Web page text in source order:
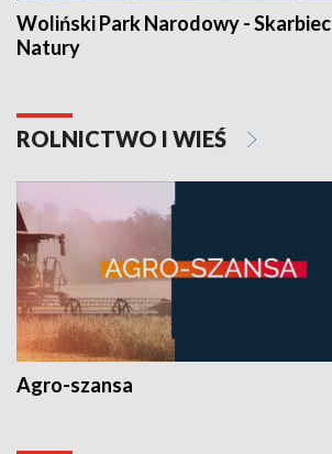
Woliński Park Narodowy - Skarbiec
Natury
ROLNICTWO I WIEŚ
Agro-szansa